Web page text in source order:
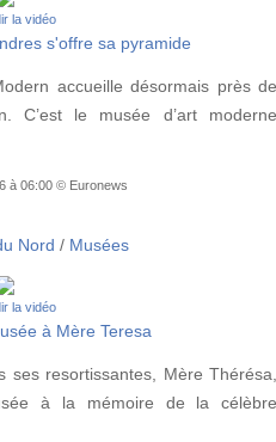
la vidéo
s'offre sa pyramide
accueille désormais près de
C’est le musée d’art moderne
à 06:00 © Euronews
Nord / Musées
la vidéo
à Mère Teresa
resortissantes, Mère Thérésa,
à la mémoire de la célèbre